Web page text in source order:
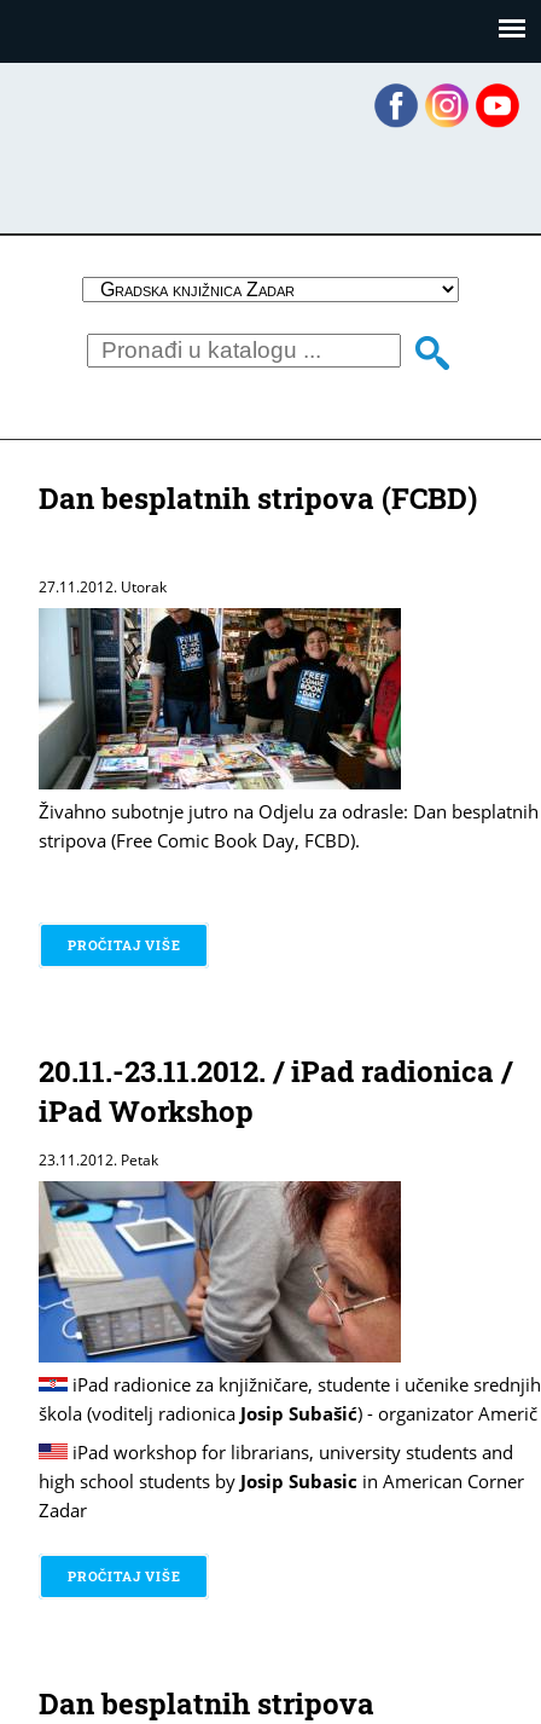
Dan besplatnih stripova (FCBD)
27.11.2012. Utorak
Živahno subotnje jutro na Odjelu za odrasle: Dan besplatnih
stripova (Free Comic Book Day, FCBD).
PROČITAJ VIŠE
20.11.-23.11.2012. / iPad radionica /
iPad Workshop
23.11.2012. Petak
iPad radionice za knjižničare, studente i učenike srednjih
škola (voditelj radionica Josip Subašić) - organizator Američ
iPad workshop for librarians, university students and
high school students by Josip Subasic in American Corner
Zadar
PROČITAJ VIŠE
Dan besplatnih stripova